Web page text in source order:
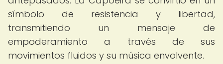
símbolo de resistencia y libertad,
transmitiendo un mensaje de
empoderamiento a través de sus
movimientos fluidos y su música envolvente.